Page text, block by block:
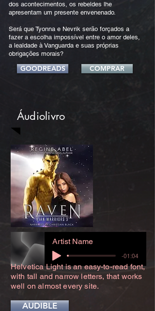
dos acontecimentos, os rebeldes lhe
apresentam um presente envenenado.
Será que Tyonna e Nevrik serão forçados a
fazer a escolha impossível entre o amor deles,
a lealdade à Vanguarda e suas próprias
obrigações morais?
GOODREADS COMPRAR
Áudiolivro
Artist Name
-01:04
Helvetica Light is an easy-to-read font,
with tall and narrow letters, that works
well on almost every site.
AUDIBLE